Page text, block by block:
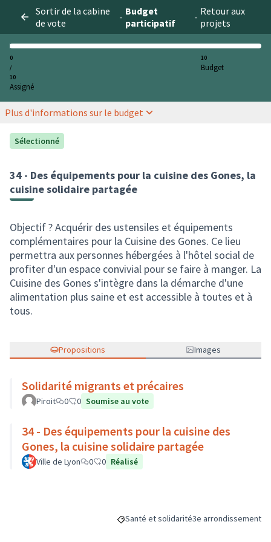
Sortir de la cabine
de vote
- Budget
participatif
- Retour aux
projets
0
/
10
Assigné
10
Budget
Plus d'informations sur le budget
Sélectionné
34 - Des équipements pour la cuisine des Gones, la
cuisine solidaire partagée
Objectif ? Acquérir des ustensiles et équipements
complémentaires pour la Cuisine des Gones. Ce lieu
permettra aux personnes hébergées à l'hôtel social de
profiter d'un espace convivial pour se faire à manger. La
Cuisine des Gones s'intègre dans la démarche d'une
alimentation plus saine et est accessible à toutes et à
tous.
Propositions Images
Solidarité migrants et précaires
Piroit 0 0 Soumise au vote
34 - Des équipements pour la cuisine des
Gones, la cuisine solidaire partagée
Ville de Lyon 0 0 Réalisé
Filtrer les résultats de la catégorie :
Santé et solidaritéFiltrer les résultats
3e arrondissement